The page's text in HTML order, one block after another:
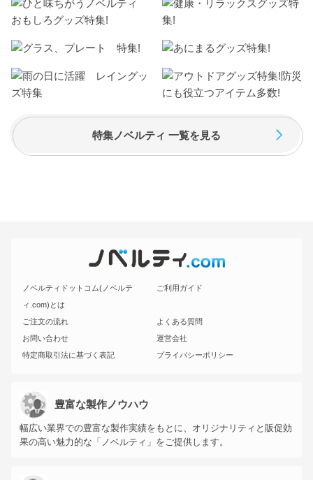
特集ノベルティ 一覧を見る
ノベルティドットコム(ノベルテ
ィ.com)とは
ご利用ガイド
ご注文の流れ
よくある質問
お問い合わせ
運営会社
特定商取引法に基づく表記
プライバシーポリシー
豊富な製作ノウハウ
幅広い業界での豊富な製作実績をもとに、オリジナリティと販促効
果の高い魅力的な「ノベルティ」をご提供します。